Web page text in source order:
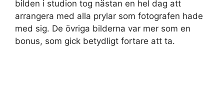
bilden i studion tog nästan en hel dag att
arrangera med alla prylar som fotografen hade
med sig. De övriga bilderna var mer som en
bonus, som gick betydligt fortare att ta.